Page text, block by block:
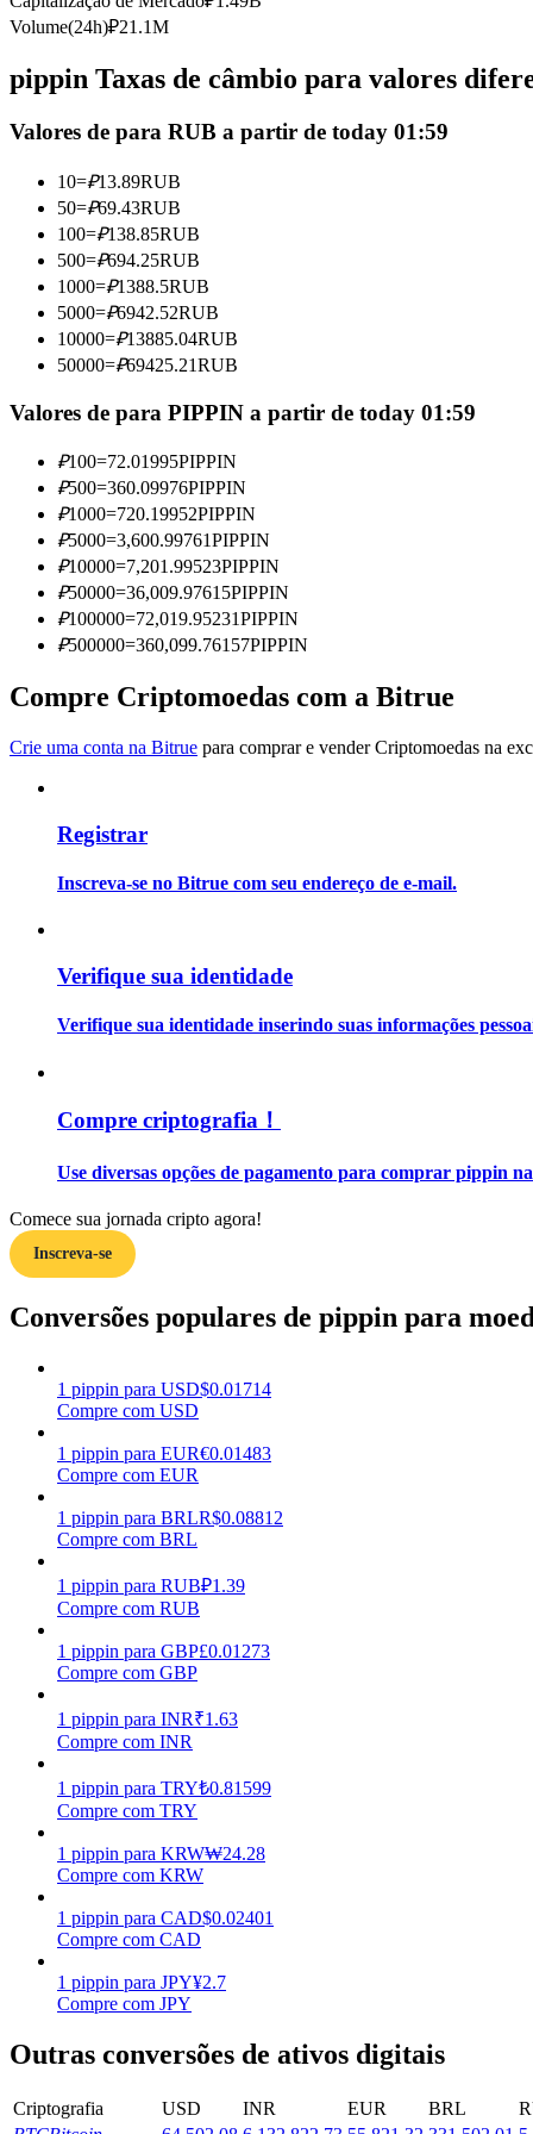
Futuros usando USDC como garantia
Copiar Trading
Junte-se aos principais traders
Torne-se um Trader de Cópias
Desfrute da partilha de lucros e comissões de copy trading
Informação
Análise de big data, incluindo informações comerciais, etc.
Guia
Estratégias de negociação
Aprenda como se manter lucrativo
Ganhar
Ganhe recompensas competitivas diariamente
Volume(24h)₽21.1M
pippin Taxas de câmbio para valores
Valores de para RUB a partir de today 01:59
10=₽13.89RUB
50=₽69.43RUB
100=₽138.85RUB
500=₽694.25RUB
1000=₽1388.5RUB
5000=₽6942.52RUB
10000=₽13885.04RUB
50000=₽69425.21RUB
Valores de para PIPPIN a partir de today 01:59
₽100=72.01995PIPPIN
₽500=360.09976PIPPIN
₽1000=720.19952PIPPIN
₽5000=3,600.99761PIPPIN
₽10000=7,201.99523PIPPIN
₽50000=36,009.97615PIPPIN
₽100000=72,019.95231PIPPIN
₽500000=360,099.76157PIPPIN
Compre Criptomoedas com a Bitrue
Crie uma conta na Bitrue para comprar e vender Criptomoedas na
Registrar
Inscreva-se no Bitrue com seu endereço de e-mail.
Verifique sua identidade
Verifique sua identidade inserindo suas informações
Compre criptografia！
Use diversas opções de pagamento para comprar pippin
Comece sua jornada cripto agora!
Inscreva-se
Conversões populares de pippin para
1 pippin para USD$0.01714
Compre com USD
1 pippin para EUR€0.01483
Compre com EUR
1 pippin para BRLR$0.08812
Compre com BRL
1 pippin para RUB₽1.39
Compre com RUB
1 pippin para GBP£0.01273
Compre com GBP
1 pippin para INR₹1.63
Compre com INR
1 pippin para TRY₺0.81599
Compre com TRY
1 pippin para KRW₩24.28
Compre com KRW
1 pippin para CAD$0.02401
Compre com CAD
1 pippin para JPY¥2.7
Compre com JPY
Outras conversões de ativos digitais
Criptografia USD INR EUR BRL